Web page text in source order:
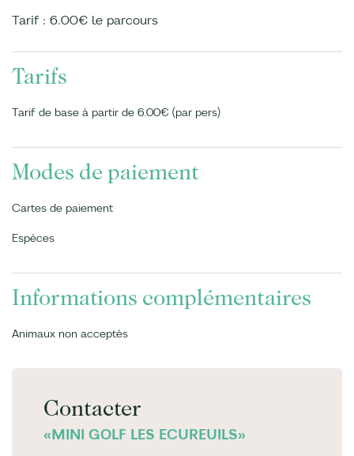
Tarif : 6.00€ le parcours
Tarifs
Tarif de base à partir de 6.00€ (par pers)
Modes de paiement
Cartes de paiement
Espèces
Informations complémentaires
Animaux non acceptés
Contacter
«MINI GOLF LES ECUREUILS»